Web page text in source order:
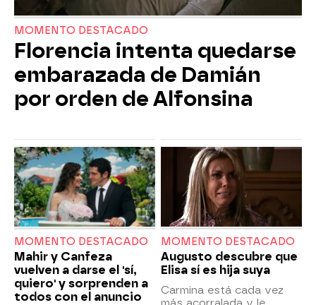
MOMENTO DESTACADO
Florencia intenta quedarse
embarazada de Damián
por orden de Alfonsina
MOMENTO DESTACADO
Mahir y Canfeza
vuelven a darse el 'sí,
quiero' y sorprenden a
todos con el anuncio
MOMENTO DESTACADO
Augusto descubre que
Elisa sí es hija suya
Carmina está cada vez